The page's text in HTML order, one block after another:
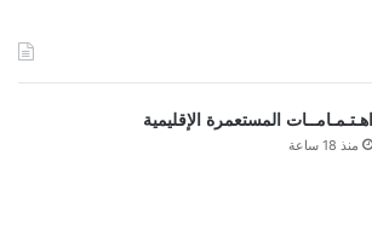
اهـتـمـامــات المستعمرة الإقليمية
منذ 18 ساعة